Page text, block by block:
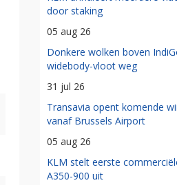
door staking
05 aug 26
Donkere wolken boven
widebody-vloot weg
31 jul 26
Transavia opent komende
vanaf Brussels Airport
05 aug 26
KLM stelt eerste
A350-900 uit